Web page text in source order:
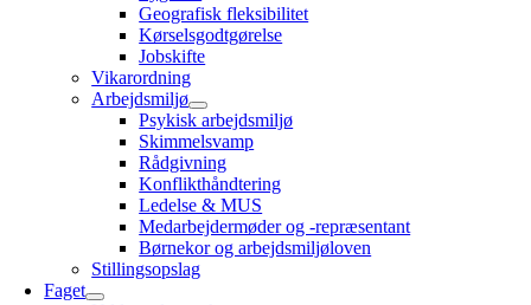
Geografisk fleksibilitet
Kørselsgodtgørelse
Jobskifte
Vikarordning
Arbejdsmiljø
Psykisk arbejdsmiljø
Skimmelsvamp
Rådgivning
Konflikthåndtering
Ledelse & MUS
Medarbejdermøder og -repræsentant
Børnekor og arbejdsmiljøloven
Stillingsopslag
Faget